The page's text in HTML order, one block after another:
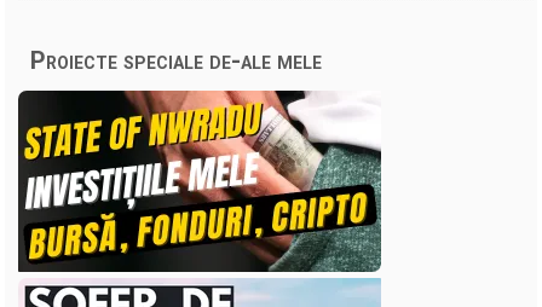
Proiecte speciale de-ale mele